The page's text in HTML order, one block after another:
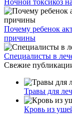
Почему ребенок
причины
Специалисты в
Свежие
Травы для
Кровь из